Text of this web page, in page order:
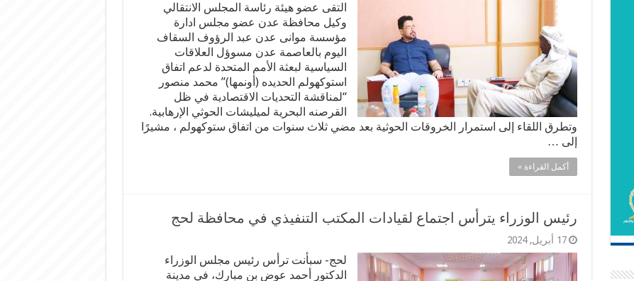
التقى عضو هيئة رئاسة المجلس الانتقالي
وكيل محافظة عدن عضو مجلس ادارة
مؤسسة موانى عدن عبد الرؤوف السقاف
اليوم بالعاصمة عدن مسوؤل العلاقات
السياسية لبعثة الأمم المتحدة لدعم اتفاق
استوكهولم الحديده (أونمها)” محمد منصور
“لمناقشة التحديات الاقتصادية في ظل
القرصنه البحرية لميليشات الحوثي الإرهابية.
وتطرق اللقاء إلى استمرار الخروقات الحوثية بعد مضي ثلاث سنوات من اتفاق ستوكهولم ، مشيرًا
إلى …
أكمل القراءة »
رئيس الوزراء يترأس اجتماع لقيادات المكتب التنفيذي في محافظة لحج
17 أبريل, 2024
لحج- سبأنت ترأس رئيس مجلس الوزراء
الدكتور أحمد عوض بن مبارك، في مدينة